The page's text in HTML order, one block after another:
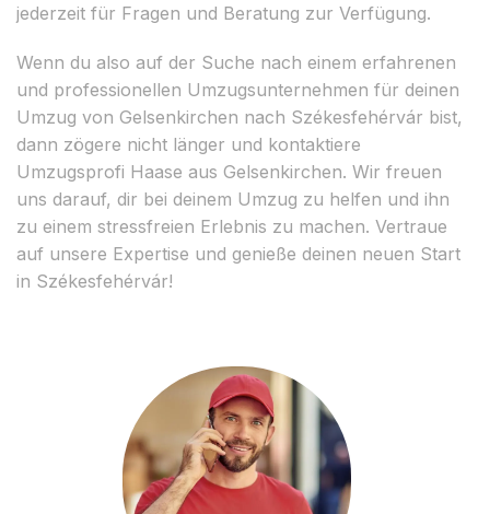
jederzeit für Fragen und Beratung zur Verfügung.
Wenn du also auf der Suche nach einem erfahrenen
und professionellen Umzugsunternehmen für deinen
Umzug von Gelsenkirchen nach Székesfehérvár bist,
dann zögere nicht länger und kontaktiere
Umzugsprofi Haase aus Gelsenkirchen. Wir freuen
uns darauf, dir bei deinem Umzug zu helfen und ihn
zu einem stressfreien Erlebnis zu machen. Vertraue
auf unsere Expertise und genieße deinen neuen Start
in Székesfehérvár!